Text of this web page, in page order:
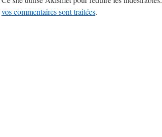
vos commentaires sont traitées.